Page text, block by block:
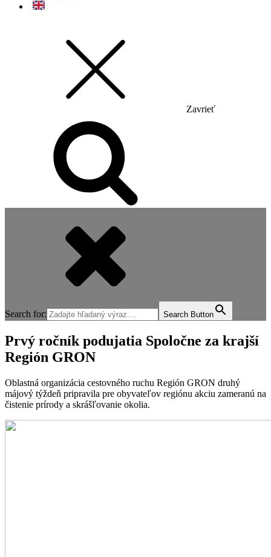
Zavrieť
Search for: Search Button
Prvý ročník podujatia Spoločne za krajší
Región GRON
Oblastná organizácia cestovného ruchu Región GRON druhý
májový týždeň pripravila pre obyvateľov regiónu akciu zameranú na
čistenie prírody a skrášľovanie okolia.